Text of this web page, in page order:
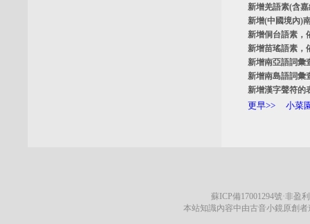
新增羌語素(含
新增(中國境內)
新增侗台語素，
新增苗瑤語素，
新增南亞語詞彙
新增南島語詞彙
新增漢字聲符的
更早>> 小菜
蘇ICP備17001294號·非盈
本站知識內容中由古音小鏡原創